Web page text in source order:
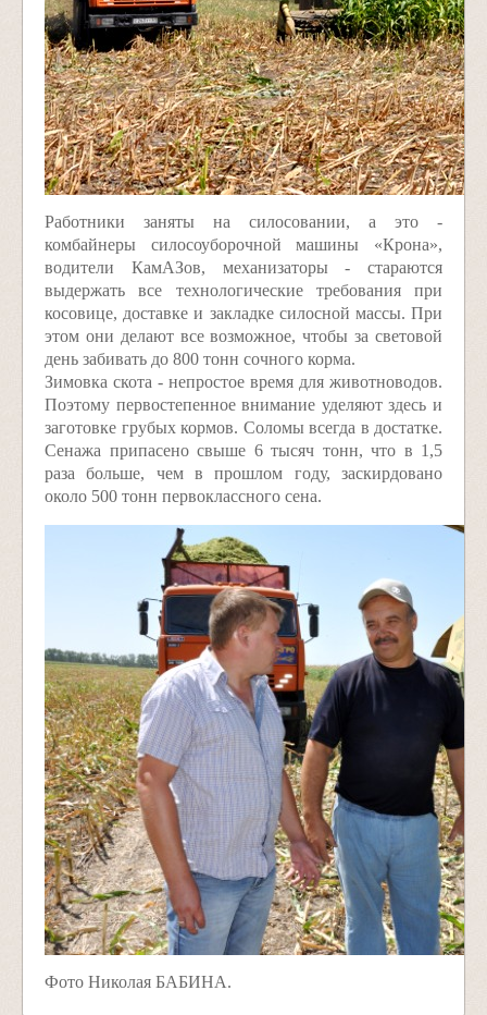
Работники заняты на силосовании, а это -
комбайнеры силосоуборочной машины «Крона»,
водители КамАЗов, механизаторы - стараются
выдержать все технологические требования при
косовице, доставке и закладке силосной массы. При
этом они делают все возможное, чтобы за световой
день забивать до 800 тонн сочного корма.
Зимовка скота - непростое время для животноводов.
Поэтому первостепенное внимание уделяют здесь и
заготовке грубых кормов. Соломы всегда в достатке.
Сенажа припасено свыше 6 тысяч тонн, что в 1,5
раза больше, чем в прошлом году, заскирдовано
около 500 тонн первоклассного сена.
Фото Николая БАБИНА.